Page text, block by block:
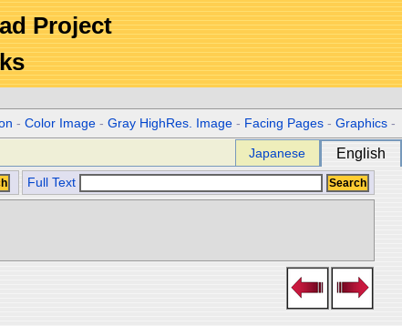
Project
-Color Image -Gray HighRes. Image - Facing Pages -Graphics -
Japanese English
Full Text